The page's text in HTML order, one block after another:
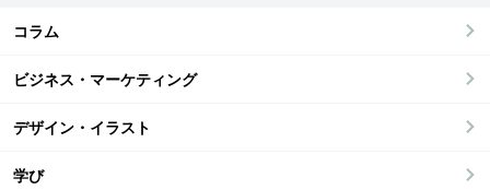
コラム
ビジネス・マーケティング
デザイン・イラスト
学び